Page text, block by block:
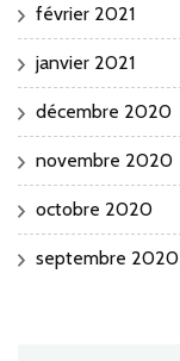
février 2021
janvier 2021
décembre 2020
novembre 2020
octobre 2020
septembre 2020